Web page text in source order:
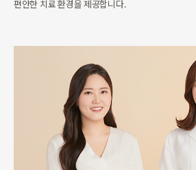
편안한 치료 환경을 제공합니다.